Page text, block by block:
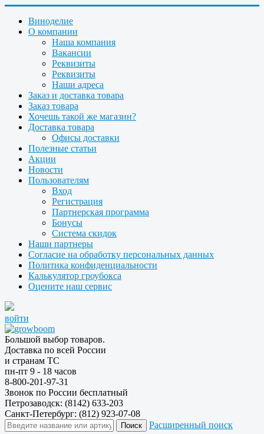
Виноделие
О компании
Наша компания
Вакансии
Реквизиты
Реквизиты
Наши адреса
Заказ и доставка товара
Заказ товара
Хочешь такой же магазин?
Доставка товара
Офисы доставки
Полезные статьи
Акции
Новости
Пользователям
Вход
Регистрация
Партнерская программа
Бонусы
Система скидок
Наши партнеры
Согласие на обработку персональных данных
Политика конфиденциальности
Калькулятор гроубокса
Оцените наш сервис
войти
Большой выбор товаров.
Доставка по всей России
и странам ТС
пн-пт 9 - 18 часов
8-800-201-97-31
Звонок по России бесплатный
Петрозаводск: (8142) 633-203
Санкт-Петербург: (812) 923-07-08
Расширенный поиск